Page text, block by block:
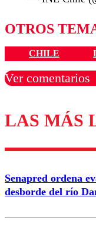
OTROS
CHILE
Ver comentarios
Los
Nombre
Correo
LAS MÁS
Senapred ordena
desborde del río